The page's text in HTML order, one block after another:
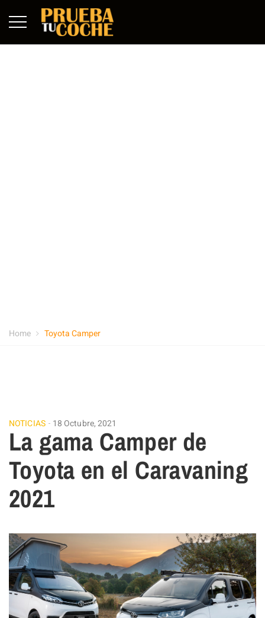
Home Toyota Camper
NOTICIAS 18 Octubre, 2021
La gama Camper de
Toyota en el Caravaning
2021